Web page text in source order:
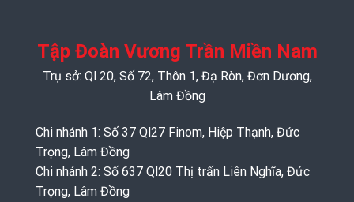
Tập Đoàn Vương Trần Miền Nam
Trụ sở: Ql 20, Số 72, Thôn 1, Đạ Ròn, Đơn Dương,
Lâm Đồng
Chi nhánh 1: Số 37 Ql27 Finom, Hiệp Thạnh, Đức
Trọng, Lâm Đồng
Chi nhánh 2: Số 637 Ql20 Thị trấn Liên Nghĩa, Đức
Trọng, Lâm Đồng